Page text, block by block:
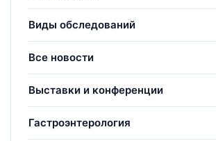
Виды обследований
Все новости
Выставки и конференции
Гастроэнтерология